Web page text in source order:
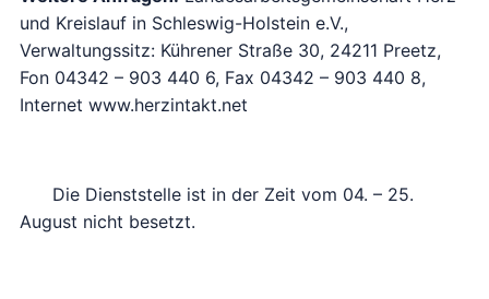
und Kreislauf in Schleswig-Holstein e.V.,
Verwaltungssitz: Kührener Straße 30, 24211 Preetz,
Fon 04342 – 903 440 6, Fax 04342 – 903 440 8,
Internet www.herzintakt.net
Die Dienststelle ist in der Zeit vom 04. – 25.
August nicht besetzt.